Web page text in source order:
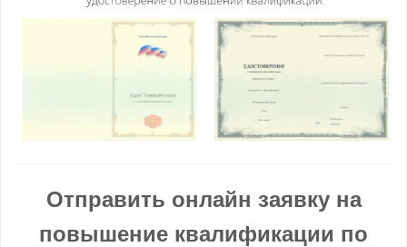
Отправить онлайн заявку на
повышение квалификации по